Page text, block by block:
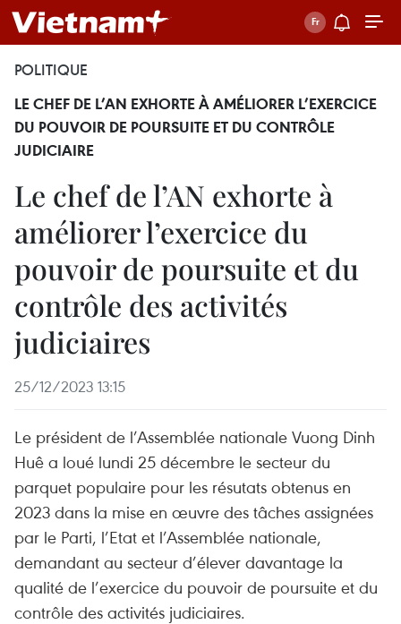
POLITIQUE
LE CHEF DE L’AN EXHORTE À AMÉLIORER L’EXERCICE
DU POUVOIR DE POURSUITE ET DU CONTRÔLE
JUDICIAIRE
Le chef de l’AN exhorte à
améliorer l’exercice du
pouvoir de poursuite et du
contrôle des activités
judiciaires
25/12/2023 13:15
Le président de l’Assemblée nationale Vuong Dinh
Huê a loué lundi 25 décembre le secteur du
parquet populaire pour les résutats obtenus en
2023 dans la mise en œuvre des tâches assignées
par le Parti, l’Etat et l’Assemblée nationale,
demandant au secteur d’élever davantage la
qualité de l’exercice du pouvoir de poursuite et du
contrôle des activités judiciaires.